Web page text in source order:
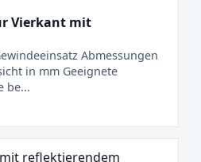
Vierkant mit
Abmessungen
in mm Geeignete
be...